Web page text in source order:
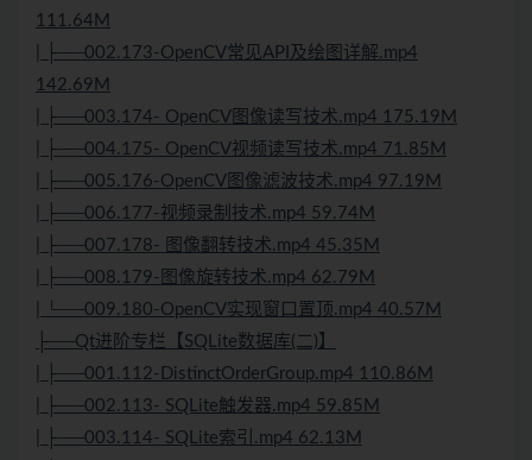
111.64M
| ├──002.173-OpenCV常见API及绘图详解.mp4
142.69M
| ├──003.174- OpenCV图像读写技术.mp4 175.19M
| ├──004.175- OpenCV视频读写技术.mp4 71.85M
| ├──005.176-OpenCV图像滤波技术.mp4 97.19M
| ├──006.177-视频录制技术.mp4 59.74M
| ├──007.178- 图像翻转技术.mp4 45.35M
| ├──008.179-图像旋转技术.mp4 62.79M
| └──009.180-OpenCV实现窗口置顶.mp4 40.57M
├──Qt进阶专栏【SQLite数据库(二)】
| ├──001.112-DistinctOrderGroup.mp4 110.86M
| ├──002.113- SQLite触发器.mp4 59.85M
| ├──003.114- SQLite索引.mp4 62.13M